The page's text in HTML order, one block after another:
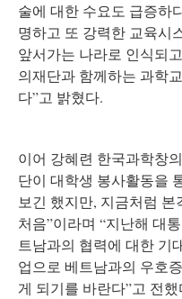
술에 대한 수요도 급증하
명하고 또 강력한 교육시
앞서가는 나라로 인식되
의재단과 함께하는 과학
다”고 밝혔다.
이어 강혜련 한국과학창
단이 대학생 봉사활동을
보긴 했지만, 지금처럼
처음”이라며 “지난해 대
트남과의 협력에 대한 기
업으로 베트남과의 우호
게 되기를 바란다”고 전했